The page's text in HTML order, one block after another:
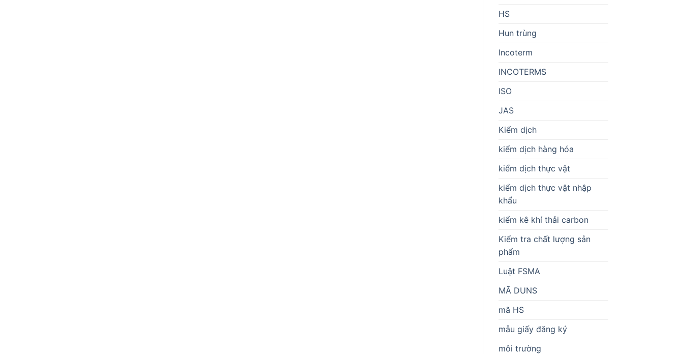
HS
Hun trùng
Incoterm
INCOTERMS
ISO
JAS
Kiểm dịch
kiểm dịch hàng hóa
kiểm dịch thực vật
kiểm dịch thực vật nhập
khẩu
kiểm kê khí thải carbon
Kiểm tra chất lượng sản
phẩm
Luật FSMA
MÃ DUNS
mã HS
mẫu giấy đăng ký
môi trường